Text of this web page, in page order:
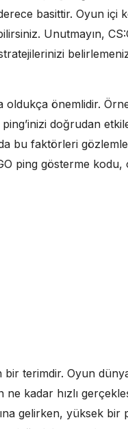
basittir. Oyun içi
Unutmayın,
önemlidir.
doğrudan
bu faktörleri
ping gösterme kodu,
bir terimdir. Oyun
ne kadar hızlı
gelirken, yüksek bir